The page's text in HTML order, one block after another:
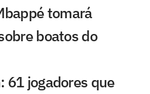
tomará
boatos do
61 jogadores que